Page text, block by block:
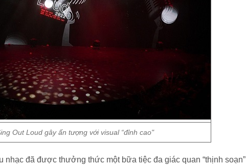
Out Loud gây ấn tượng với visual “đỉnh cao"
nhạc đã được thưởng thức một bữa tiệc đa giác quan “thịnh soạn”